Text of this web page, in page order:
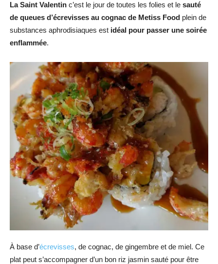
La Saint Valentin c’est le jour de toutes les folies et le sauté
de queues d’écrevisses au cognac de Metiss Food plein de
substances aphrodisiaques est idéal pour passer une soirée
enflammée.
À base d’écrevisses, de cognac, de gingembre et de miel. Ce
plat peut s’accompagner d’un bon riz jasmin sauté pour être